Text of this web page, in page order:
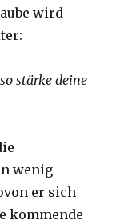
wird
stärke deine
wenig
er sich
kommende